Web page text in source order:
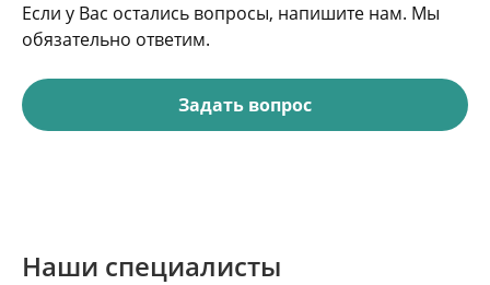
Если у Вас остались вопросы, напишите нам. Мы
обязательно ответим.
Задать вопрос
Наши специалисты